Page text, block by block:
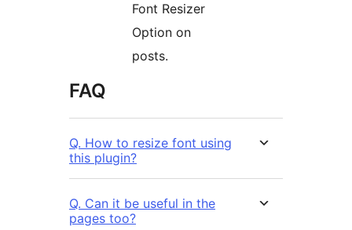
Font Resizer
Option on
posts.
FAQ
Q. How to resize font using
this plugin?
Q. Can it be useful in the
pages too?